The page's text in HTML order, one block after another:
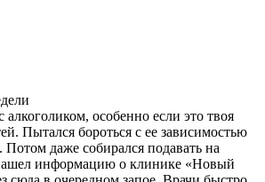
особенно если это твоя
Пытался бороться с ее зависимостью
даже собирался подавать на
информацию о клинике «Новый